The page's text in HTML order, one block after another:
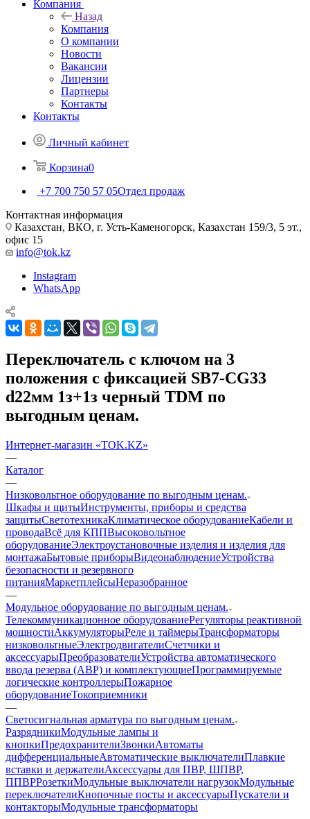
Компания
Назад
Компания
О компании
Новости
Вакансии
Лицензии
Партнеры
Контакты
Контакты
Личный кабинет
Корзина0
+7 700 750 57 05Отдел продаж
Контактная информация
Казахстан, ВКО, г. Усть-Каменогорск, Казахстан 159/3, 5 эт.,
офис 15
info@tok.kz
Instagram
WhatsApp
Переключатель с ключом на 3
положения с фиксацией SB7-CG33
d22мм 1з+1з черный TDM по
выгодным ценам.
Интернет-магазин «TOK.KZ»
—
Каталог
—
Низковольтное оборудование по выгодным ценам.
Шкафы и щитыИнструменты, приборы и средства
защитыСветотехникаКлиматическое оборудованиеКабели и
проводаВсё для КППВысоковольтное
оборудованиеЭлектроустановочные изделия и изделия для
монтажаБытовые приборыВидеонаблюдениеУстройства
безопасности и резервного
питанияМаркетплейсыНеразобранное
—
Модульное оборудование по выгодным ценам.
Телекоммуникационное оборудованиеРегуляторы реактивной
мощностиАккумуляторыРеле и таймерыТрансформаторы
низковольтныеЭлектродвигателиСчетчики и
аксессуарыПреобразователиУстройства автоматического
ввода резерва (АВР) и комплектующиеПрограммируемые
логические контроллерыПожарное
оборудованиеТокоприемники
—
Светосигнальная арматура по выгодным ценам.
РазрядникиМодульные лампы и
кнопкиПредохранителиЗвонкиАвтоматы
дифференциальныеАвтоматические выключателиПлавкие
вставки и держателиАксессуары для ПВР, ШПВР,
ППВРРозеткиМодульные выключатели нагрузокМодульные
переключателиКнопочные посты и аксессуарыПускатели и
контакторыМодульные трансформаторы